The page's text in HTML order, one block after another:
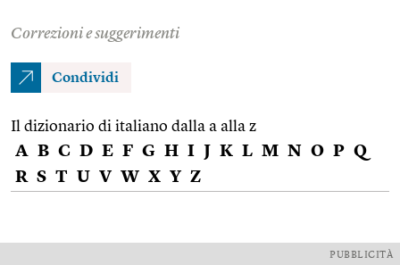
Correzioni e suggerimenti
Condividi
Il dizionario di italiano dalla a alla z
A B C D E F G H I J K L M N O P Q
R S T U V W X Y Z
PUBBLICITÀ